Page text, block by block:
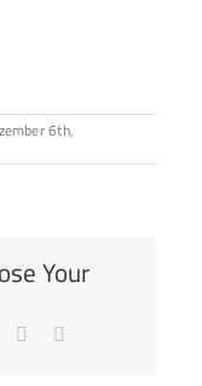
6th,
Your
Pinterest